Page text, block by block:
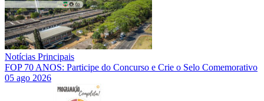
Notícias Principais
FOP 70 ANOS: Participe do Concurso e Crie o Selo Comemorativo
05 ago 2026